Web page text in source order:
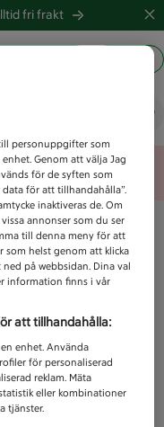
fri frakt
personuppgifter som
Genom att välja Jag
för de syften som
för att tillhandahålla”.
inaktiveras de. Om
annonser som du ser
till denna meny för att
som helst genom att klicka
på webbsidan. Dina val
information finns i vår
att tillhandahålla:
enhet. Använda
för personaliserad
reklam. Mäta
eller kombinationer
tjänster.